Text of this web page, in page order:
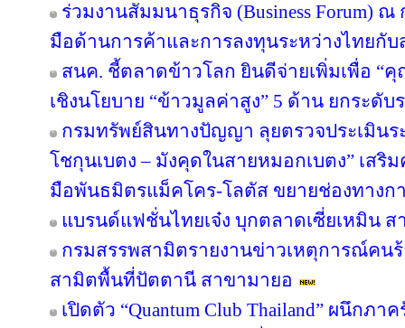
ร่วมงานสัมมนาธุรกิจ (Business Forum)
มือด้านการค้าและการลงทุนระหว่างไทยกั
สนค. ชี้ตลาดข้าวโลก ยินดีจ่ายเพิ่มเพื่อ “
เชิงนโยบาย “ข้าวมูลค่าสูง” 5 ด้าน ยกระดับ
กรมทรัพย์สินทางปัญญา ลุยตรวจประเมิน
โชกุนเบตง – มังคุดในสายหมอกเบตง” เส
มือพันธมิตรแม็คโคร-โลตัส ขยายช่องทางก
แบรนด์แฟชั่นไทยเจ๋ง บุกตลาดเซี่ยเหมิน
กรมสรรพสามิตรายงานข่าวเหตุการณ์คน
สามิตพื้นที่ปัตตานี สาขามายอ
เปิดตัว “Quantum Club Thailand” ผนึกภ